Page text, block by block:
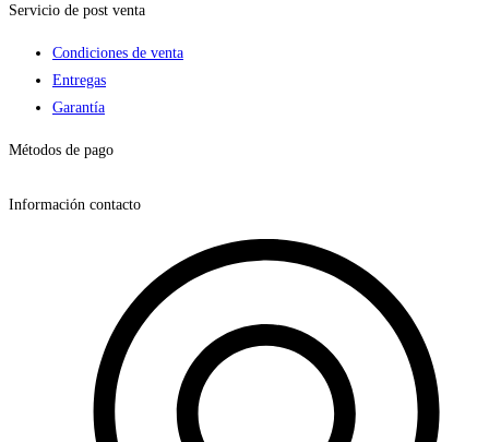
Servicio de post venta
Condiciones de venta
Entregas
Garantía
Métodos de pago
Información contacto